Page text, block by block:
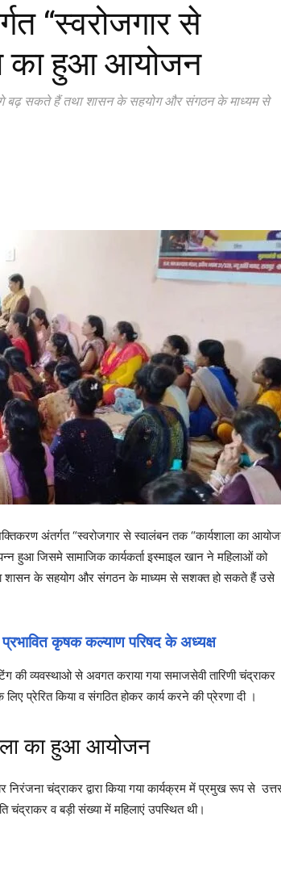
“स्वरोजगार से
का हुआ आयोजन
बढ़ सकते हैं तथा शासन के सहयोग और संगठन के माध्यम से
अंतर्गत “स्वरोजगार से स्वालंबन तक “कार्यशाला का
हुआ जिसमे सामाजिक कार्यकर्ता इस्माइल खान ने महिलाओं को
शासन के सहयोग और संगठन के माध्यम से सशक्त हो सकते हैं उसे
प्रभावित कृषक कल्याण परिषद के अध्यक्ष
की व्यवस्थाओ से अवगत कराया गया समाजसेवी तारिणी चंद्राकर
प्रेरित किया व संगठित होकर कार्य करने की प्रेरणा दी ।
का हुआ आयोजन
चंद्राकर द्वारा किया गया कार्यक्रम में प्रमुख रूप से
चंद्राकर व बड़ी संख्या में महिलाएं उपस्थित थी।